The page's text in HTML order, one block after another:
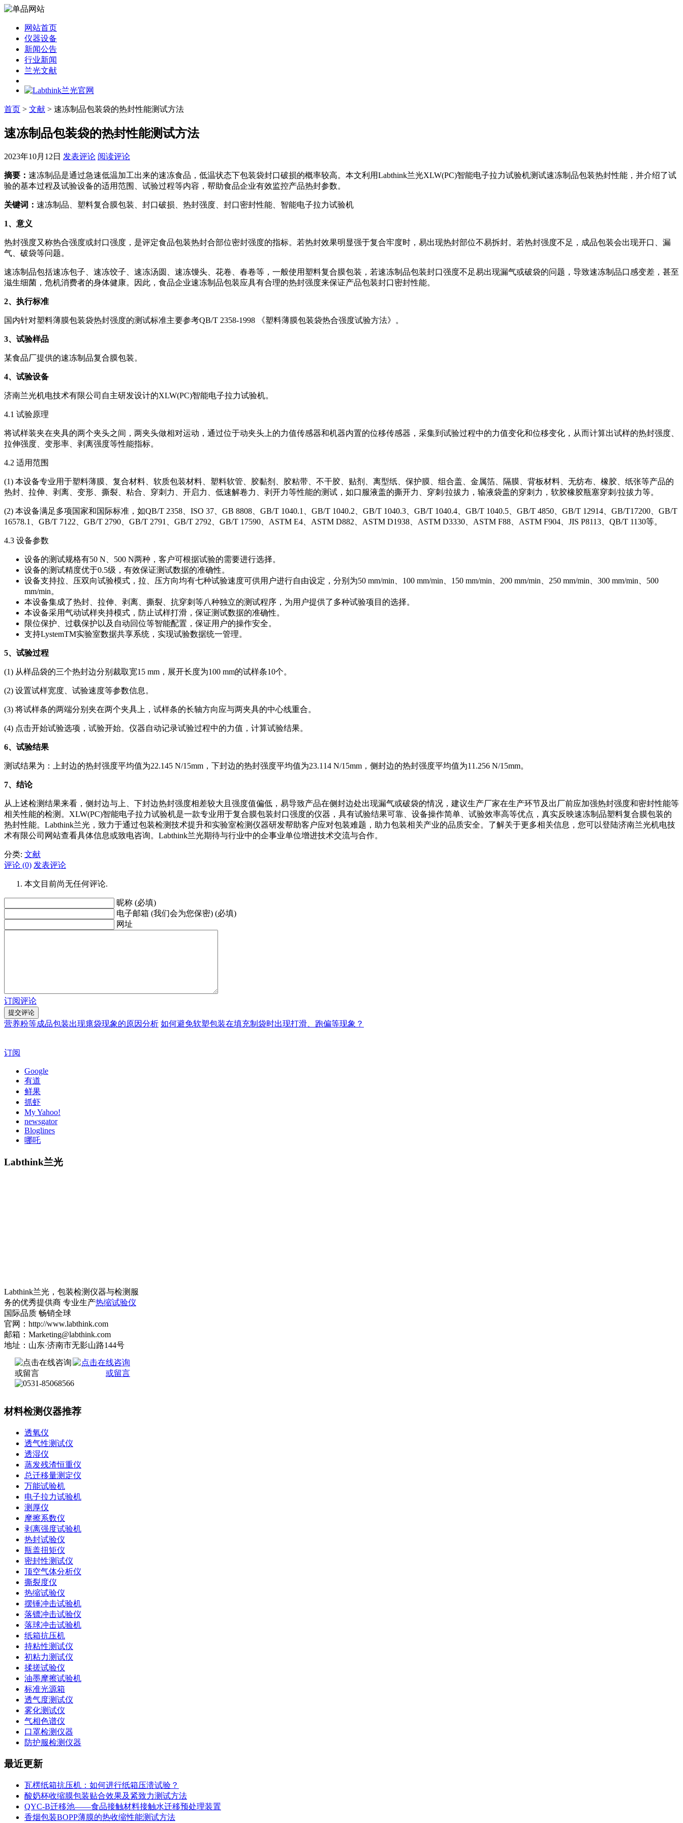
网站首页
仪器设备
新闻公告
行业新闻
兰光文献
首页 > 文献 > 速冻制品包装袋的热封性能测试方法
速冻制品包装袋的热封性能测试方法
2023年10月12日 发表评论 阅读评论
摘要： 速冻制品是通过急速低温加工出来的速冻食品，低温状态下包装袋封口破损的概率较高。本文利用Labthink兰光XLW(PC)智能电子拉力试验机测试速冻制品包装热封性能，并介绍了试
验的基本过程及试验设备的适用范围、试验过程等内容，帮助食品企业有效监控产品热封参数。
关键词： 速冻制品、塑料复合膜包装、封口破损、热封强度、封口密封性能、智能电子拉力试验机
1、意义
热封强度又称热合强度或封口强度，是评定食品包装热封合部位密封强度的指标。若热封效果明显强于复合牢度时，易出现热封部位不易拆封。若热封强度不足，成品包装会出现开口、漏
气、破袋等问题。
速冻制品包括速冻包子、速冻饺子、速冻汤圆、速冻馒头、花卷、春卷等，一般使用塑料复合膜包装，若速冻制品包装封口强度不足易出现漏气或破袋的问题，导致速冻制品口感变差，甚至
滋生细菌，危机消费者的身体健康。因此，食品企业速冻制品包装应具有合理的热封强度来保证产品包装封口密封性能。
2、执行标准
国内针对塑料薄膜包装袋热封强度的测试标准主要参考QB/T 2358-1998 《塑料薄膜包装袋热合强度试验方法》。
3、试验样品
某食品厂提供的速冻制品复合膜包装。
4、试验设备
济南兰光机电技术有限公司自主研发设计的XLW(PC)智能电子拉力试验机。
4.1 试验原理
将试样装夹在夹具的两个夹头之间，两夹头做相对运动，通过位于动夹头上的力值传感器和机器内置的位移传感器，采集到试验过程中的力值变化和位移变化，从而计算出试样的热封强度、
拉伸强度、变形率、剥离强度等性能指标。
4.2 适用范围
(1) 本设备专业用于塑料薄膜、复合材料、软质包装材料、塑料软管、胶黏剂、胶粘带、不干胶、贴剂、离型纸、保护膜、组合盖、金属箔、隔膜、背板材料、无纺布、橡胶、纸张等产品的
热封、拉伸、剥离、变形、撕裂、粘合、穿刺力、开启力、低速解卷力、剥开力等性能的测试，如口服液盖的撕开力、穿刺/拉拔力，输液袋盖的穿刺力，软胶橡胶瓶塞穿刺/拉拔力等。
(2) 本设备满足多项国家和国际标准，如QB/T 2358、ISO 37、GB 8808、GB/T 1040.1、GB/T 1040.2、GB/T 1040.3、GB/T 1040.4、GB/T 1040.5、GB/T 4850、GB/T 12914、GB/T17200、GB/T
16578.1、GB/T 7122、GB/T 2790、GB/T 2791、GB/T 2792、GB/T 17590、ASTM E4、ASTM D882、ASTM D1938、ASTM D3330、ASTM F88、ASTM F904、JIS P8113、QB/T 1130等。
4.3 设备参数
设备的测试规格有50 N、500 N两种，客户可根据试验的需要进行选择。
设备的测试精度优于0.5级，有效保证测试数据的准确性。
设备支持拉、压双向试验模式，拉、压方向均有七种试验速度可供用户进行自由设定，分别为50 mm/min、100 mm/min、150 mm/min、200 mm/min、250 mm/min、300 mm/min、500
mm/min。
本设备集成了热封、拉伸、剥离、撕裂、抗穿刺等八种独立的测试程序，为用户提供了多种试验项目的选择。
本设备采用气动试样夹持模式，防止试样打滑，保证测试数据的准确性。
限位保护、过载保护以及自动回位等智能配置，保证用户的操作安全。
支持LystemTM实验室数据共享系统，实现试验数据统一管理。
5、试验过程
(1) 从样品袋的三个热封边分别裁取宽15 mm，展开长度为100 mm的试样条10个。
(2) 设置试样宽度、试验速度等参数信息。
(3) 将试样条的两端分别夹在两个夹具上，试样条的长轴方向应与两夹具的中心线重合。
(4) 点击开始试验选项，试验开始。仪器自动记录试验过程中的力值，计算试验结果。
6、试验结果
测试结果为：上封边的热封强度平均值为22.145 N/15mm，下封边的热封强度平均值为23.114 N/15mm，侧封边的热封强度平均值为11.256 N/15mm。
7、结论
从上述检测结果来看，侧封边与上、下封边热封强度相差较大且强度值偏低，易导致产品在侧封边处出现漏气或破袋的情况，建议生产厂家在生产环节及出厂前应加强热封强度和密封性能等
相关性能的检测。XLW(PC)智能电子拉力试验机是一款专业用于复合膜包装封口强度的仪器，具有试验结果可靠、设备操作简单、试验效率高等优点，真实反映速冻制品塑料复合膜包装的
热封性能。Labthink兰光，致力于通过包装检测技术提升和实验室检测仪器研发帮助客户应对包装难题，助力包装相关产业的品质安全。了解关于更多相关信息，您可以登陆济南兰光机电技
术有限公司网站查看具体信息或致电咨询。Labthink兰光期待与行业中的企事业单位增进技术交流与合作。
分类: 文献
评论 (0) 发表评论
本文目前尚无任何评论.
昵称 (必填)
电子邮箱 (我们会为您保密) (必填)
网址
订阅评论
营养粉等成品包装出现瘪袋现象的原因分析 如何避免软塑包装在填充制袋时出现打滑、跑偏等现象？
订阅
Google
有道
鲜果
抓虾
My Yahoo!
newsgator
Bloglines
哪吒
Labthink兰光
Labthink兰光，包装检测仪器与检测服
务的优秀提供商 专业生产热缩试验仪
国际品质 畅销全球
官网：http://www.labthink.com
邮箱：Marketing@labthink.com
地址：山东·济南市无影山路144号
材料检测仪器推荐
透氧仪
透气性测试仪
透湿仪
蒸发残渣恒重仪
总迁移量测定仪
万能试验机
电子拉力试验机
测厚仪
摩擦系数仪
剥离强度试验机
热封试验仪
瓶盖扭矩仪
密封性测试仪
顶空气体分析仪
撕裂度仪
热缩试验仪
摆锤冲击试验机
落镖冲击试验仪
落球冲击试验机
纸箱抗压机
持粘性测试仪
初粘力测试仪
揉搓试验仪
油墨摩擦试验机
标准光源箱
透气度测试仪
雾化测试仪
气相色谱仪
口罩检测仪器
防护服检测仪器
最近更新
瓦楞纸箱抗压机：如何进行纸箱压溃试验？
酸奶杯收缩膜包装贴合效果及紧致力测试方法
QYC-B迁移池——食品接触材料接触水迁移预处理装置
香烟包装BOPP薄膜的热收缩性能测试方法